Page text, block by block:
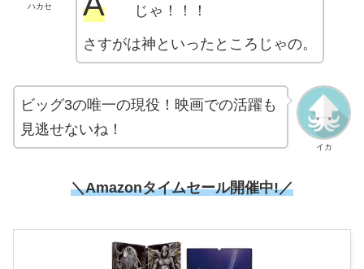
ハカセ じゃ！！！
さすがは神といったところじゃの。
イカ
ビッグ3の唯一の現役！映画での活躍も
見逃せないね！
＼Amazonタイムセール開催中!／